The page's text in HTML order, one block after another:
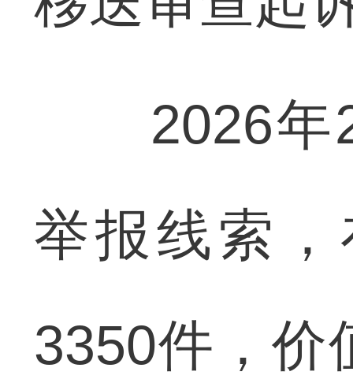
2026年2
举报线索
3350件，价